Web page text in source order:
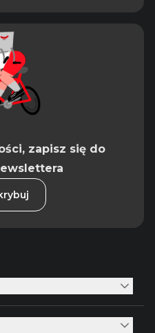
zapisz się do